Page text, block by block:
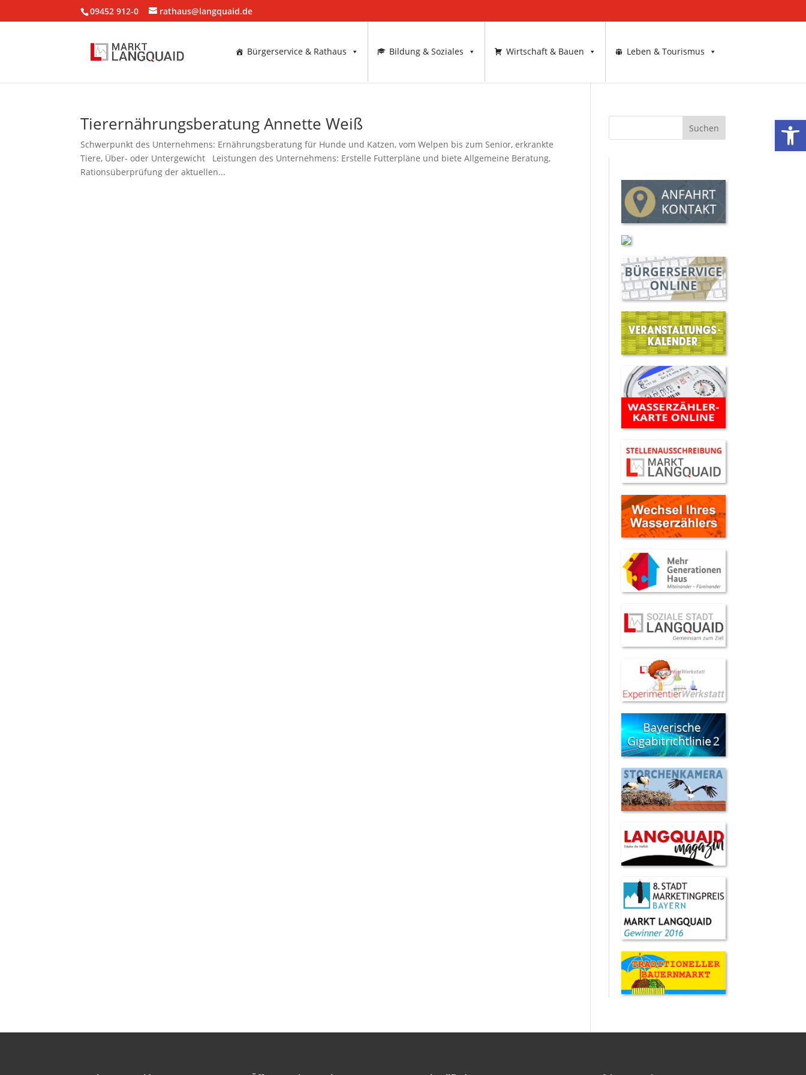
09452 912-0 rathaus@langquaid.de
Bürgerservice & Rathaus Bildung & Soziales Wirtschaft & Bauen Leben & Tourismus
Tierernährungsberatung Annette Weiß
Schwerpunkt des Unternehmens: Ernährungsberatung für Hunde und Katzen, vom Welpen bis zum Senior, erkrankte
Tiere, Über- oder Untergewicht Leistungen des Unternehmens: Erstelle Futterpläne und biete Allgemeine Beratung,
Rationsüberprüfung der aktuellen...